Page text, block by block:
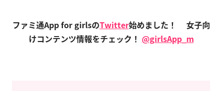
ファミ通App for girlsのTwitter始めました！
女子向
けコンテンツ情報をチェック！ @girlsApp_m